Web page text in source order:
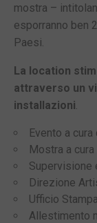
mostra –
esporranno ben
Paesi.
La location
attraverso un
installazioni.
Evento a
Mostra a
Supervisione
Direzione
Ufficio
Allestimento